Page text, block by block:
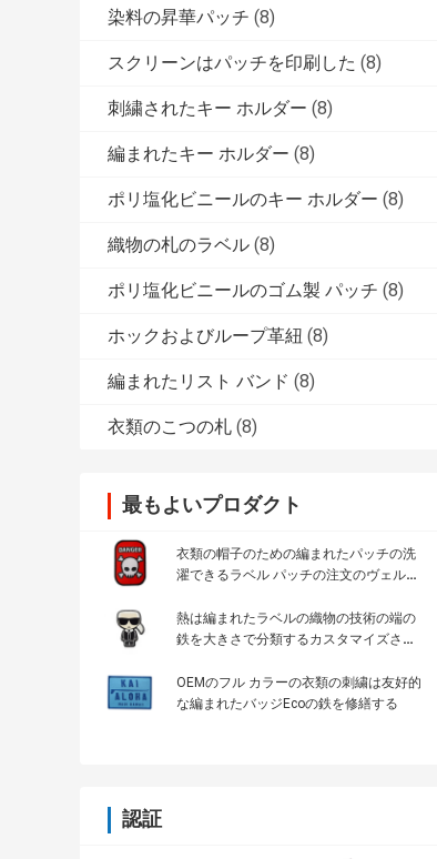
染料の昇華パッチ (8)
スクリーンはパッチを印刷した (8)
刺繍されたキー ホルダー (8)
編まれたキー ホルダー (8)
ポリ塩化ビニールのキー ホルダー (8)
織物の札のラベル (8)
ポリ塩化ビニールのゴム製 パッチ (8)
ホックおよびループ革紐 (8)
編まれたリスト バンド (8)
衣類のこつの札 (8)
最もよいプロダクト
衣類の帽子のための編まれたパッチの洗
濯できるラベル パッチの注文のヴェルク
熱は編まれたラベルの織物の技術の端の
鉄を大きさで分類するカスタマイズされ
OEMのフル カラーの衣類の刺繍は友好的
な編まれたバッジEcoの鉄を修繕する
認証